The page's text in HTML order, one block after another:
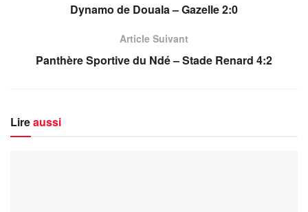
Dynamo de Douala – Gazelle 2:0
Article Suivant
Panthère Sportive du Ndé – Stade Renard 4:2
Lireaussi